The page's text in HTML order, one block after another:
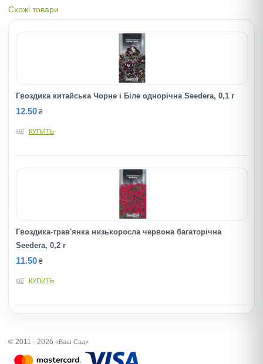
Схожі товари
Гвоздика китайська Чорне і Біле однорічна Seedera, 0,1 г
12.50 ₴
КУПИТЬ
Гвоздика-трав'янка низькоросла червона багаторічна
Seedera, 0,2 г
11.50 ₴
КУПИТЬ
© 2011 - 2026 «Ваш Сад»